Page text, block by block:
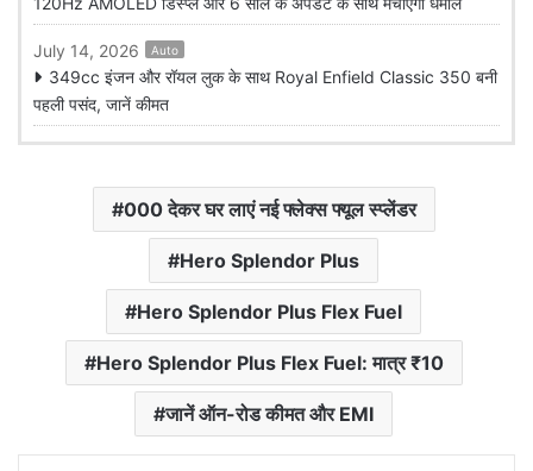
July 14, 2026 Auto
349cc इंजन और रॉयल लुक के साथ Royal Enfield Classic 350 बनी
पहली पसंद, जानें कीमत
000 देकर घर लाएं नई फ्लेक्स फ्यूल स्प्लेंडर
Hero Splendor Plus
Hero Splendor Plus Flex Fuel
Hero Splendor Plus Flex Fuel: मात्र ₹10
जानें ऑन-रोड कीमत और EMI